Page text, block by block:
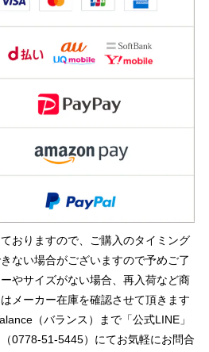
おりますので、ご購入のタイミング
ない場合がございますので予めご了
やサイズがない場合、再入荷など商
メーカー在庫を確認させて頂きます
（バランス）まで「公式LINE」
（0778-51-5445）にてお気軽にお問合